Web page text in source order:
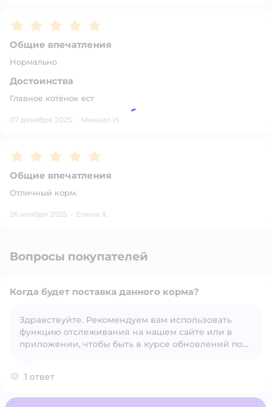
Рейтинг:5
Общие впечатления
Нормально
Достоинства
Главное котёнок ест
07 декабря 2025 · Михаил И.
Рейтинг:5
Общие впечатления
Отличный корм.
26 ноября 2025 · Елена Х.
Вопросы покупателей
Открыть вопрос
Когда будет поставка данного корма?
Здравствуйте. Рекомендуем вам использовать
функцию отслеживания на нашем сайте или в
приложении, чтобы быть в курсе обновлений по
1 ответ